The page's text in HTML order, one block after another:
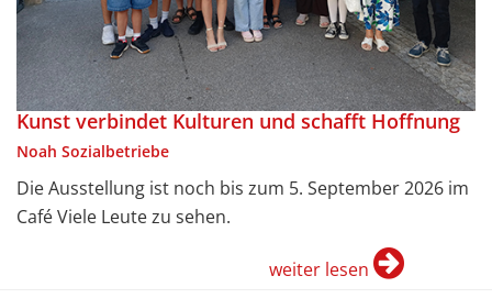
Kunst verbindet Kulturen und schafft Hoffnung
Noah Sozialbetriebe
Die Ausstellung ist noch bis zum 5. September 2026 im
Café Viele Leute zu sehen.
weiter lesen